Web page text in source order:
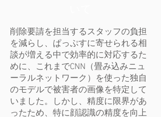
削除要請を担当するスタッフの負担
を減らし、ぱっぷすに寄せられる相
談が増える中で効率的に対応するた
めに、これまでCNN（畳み込みニュ
ーラルネットワーク）を使った独自
のモデルで被害者の画像を特定して
いました。しかし、精度に限界があ
ったため、特に顔認識の精度を向上